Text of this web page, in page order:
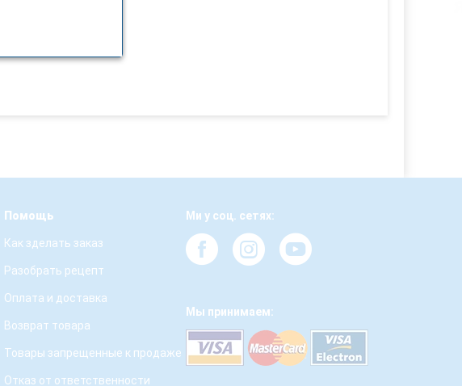
Помощь
Как зделать заказ
Разобрать рецепт
Оплата и доставка
Возврат товара
Товары запрещенные к продаже
Отказ от ответственности
Ми у соц. сетях:
Мы принимаем: